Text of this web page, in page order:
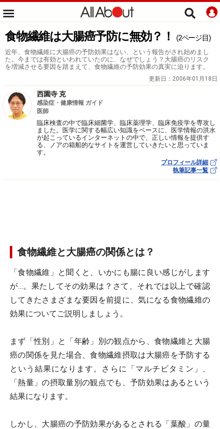
食物繊維は大腸癌予防に無効？！ (2ページ目)
近年、食物繊維に大腸癌の予防効果はない、という報告がされ始めまし
た。今までは有効といわれていたのに、なぜでしょう？大腸癌のリスク
を増減させる要因を踏まえて、食物繊維の予防効果の真実に迫ります。
更新日： 2006年01月18日
西園寺 克
感染症・健康情報 ガイド
医師
臨床検査の中で臨床細菌学、臨床薬理学、臨床免疫学を専攻し
ました。医学に関する幅広い知識をベースに、医学情報の洪水
が起こっているインターネットの中で、正しい情報を提供す
る、ノアの箱船的なサイトを運営していきたいと思っていま
す。
プロフィール詳細
執筆記事一覧
食物繊維と大腸癌の関係とは？
「食物繊維」と聞くと、いかにも腸に良い感じがします
が…。果たしてその効果は？さて、それでは以上で確認
してきたさまざまな要因を前提に、気になる食物繊維の
効果についてご説明しましょう。
まず「性別」と「年齢」別の観点から、食物繊維と大腸
癌の関係を見た場合、食物繊維摂取は大腸癌を予防する
という結果になります。さらに「マルチビタミン」、
「熱量」の摂取量別の観点でも、予防効果はあるという
結果になります。
しかし、大腸癌の予防効果があるとされる「葉酸」の量